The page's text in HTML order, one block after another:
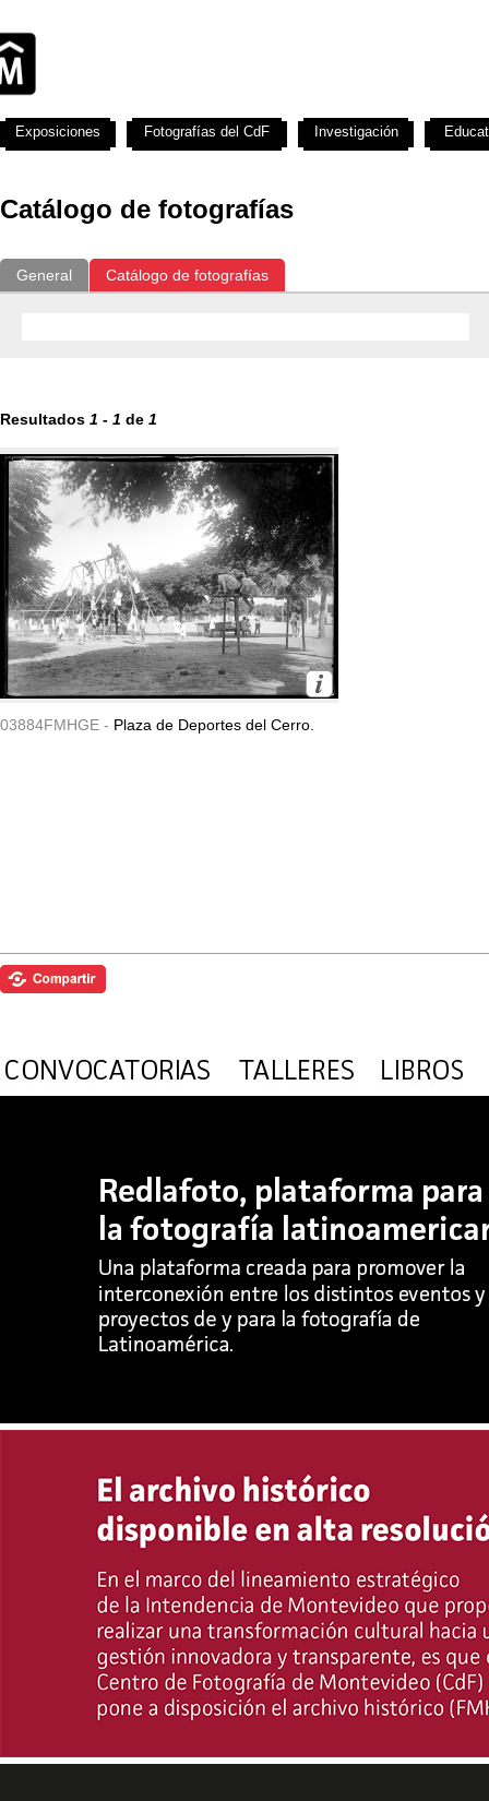
Catálogo de fotografías
General Catálogo de fotografías
Resultados 1 - 1 de 1
03884FMHGE - Plaza de Deportes del Cerro.
Exposiciones Fotografías del CdF Investigación